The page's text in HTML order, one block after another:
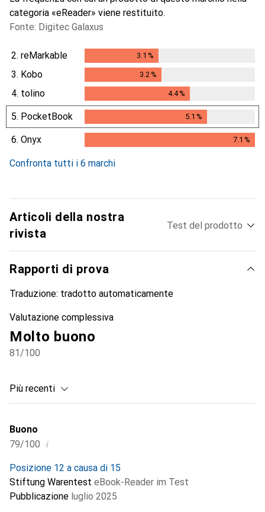
categoria «eReader» viene restituito.
Fonte: Digitec Galaxus
2. reMarkable 3.1 %
3. Kobo 3.2 %
4. tolino 4.4%
5. PocketBook 5.1 %
6. Onyx 7.1 %
Confronta tutti i 6 marchi
Articoli della nostra
rivista
Test del prodotto
Rapporti di prova
Traduzione: tradotto automaticamente
Valutazione complessiva
Molto buono
81 /100
Più recenti
Buono
79/100 i
Posizione 12 a causa di 15
Stiftung Warentest eBook-Reader im Test
Pubblicazione luglio 2025